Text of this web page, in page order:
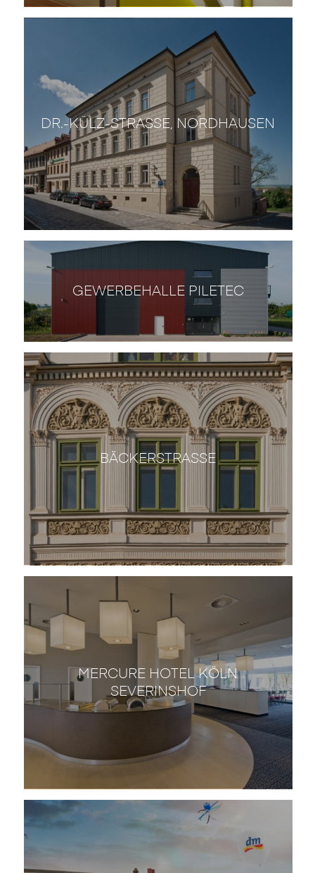
DR.-KÜLZ-STRASSE, NORDHAUSEN
GEWERBEHALLE PILETEC
BÄCKERSTRASSE
MERCURE HOTEL KÖLN
SEVERINSHOF